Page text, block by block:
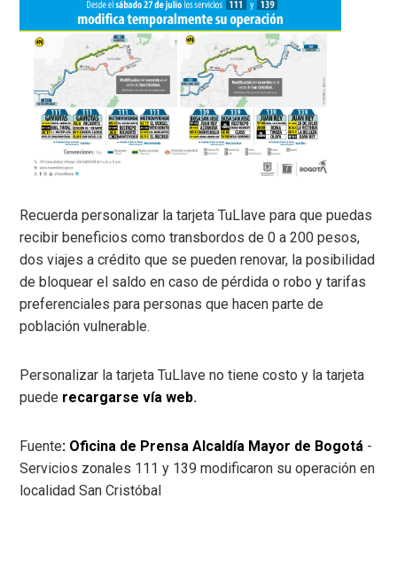
Recuerda personalizar la tarjeta TuLlave para que puedas
recibir beneficios como transbordos de 0 a 200 pesos,
dos viajes a crédito que se pueden renovar, la posibilidad
de bloquear el saldo en caso de pérdida o robo y tarifas
preferenciales para personas que hacen parte de
población vulnerable.
Personalizar la tarjeta TuLlave no tiene costo y la tarjeta
puede recargarse vía web.
Fuente: Oficina de Prensa Alcaldía Mayor de Bogotá -
Servicios zonales 111 y 139 modificaron su operación en
localidad San Cristóbal